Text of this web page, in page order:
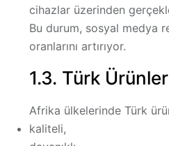
cihazlar üzerinden
Bu durum, sosyal medya
oranlarını artırıyor.
1.3. Türk
Afrika ülkelerinde Türk
kaliteli,